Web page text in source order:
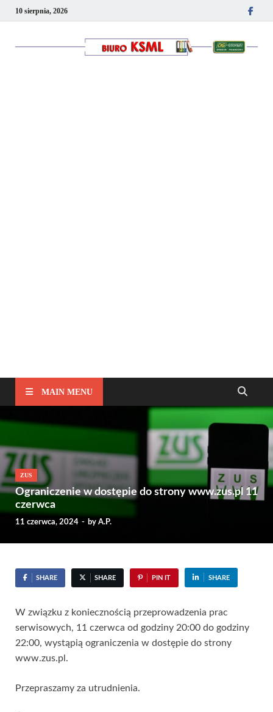
10 sierpnia, 2026
MAIN MENU
ZUS
Ograniczenie w dostępie do strony www.zus.pl 11
czerwca
11 czerwca, 2024 - by A.P.
SHARE SHARE PIN IT SHARE
W związku z koniecznością przeprowadzenia prac
serwisowych, 11 czerwca od godziny 20:00 do godziny
22:00, wystąpią ograniczenia w dostępie do strony
www.zus.pl.
Przepraszamy za utrudnienia.